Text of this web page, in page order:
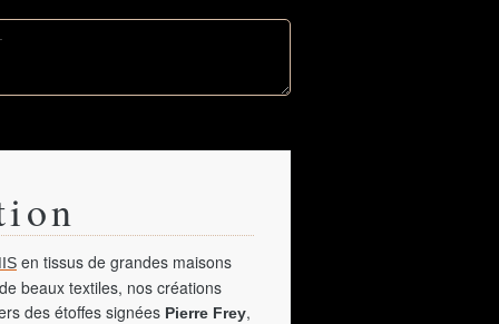
en tissus de grandes maisons
beaux textiles, nos créations
des étoffes signées Pierre Frey,